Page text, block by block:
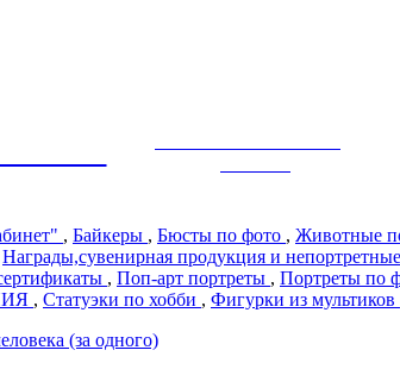
, Байкеры , Бюсты по фото , Животные
Награды,сувенирная продукция и непортретные
, Поп-арт портреты , Портреты по
, Статуэки по хобби , Фигурки из мультиков
(за одного)